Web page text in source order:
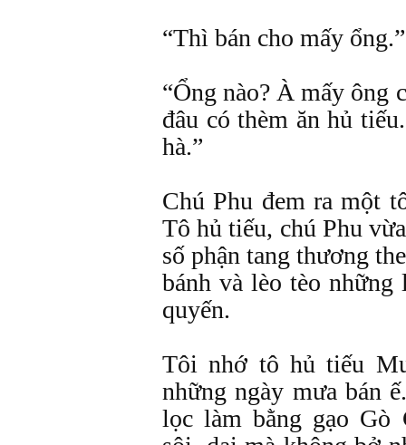
“Thì bán cho mấy ổng.”
“Ổng nào? À mấy ông
đâu có thèm ăn hủ
hà.”
Chú Phu đem ra một
Tô hủ tiếu, chú Phu
số phận tang thương
bánh và lèo tèo
quyến.
Tôi nhớ tô hủ tiếu
những ngày mưa bán
lọc làm bằng gạo Gò